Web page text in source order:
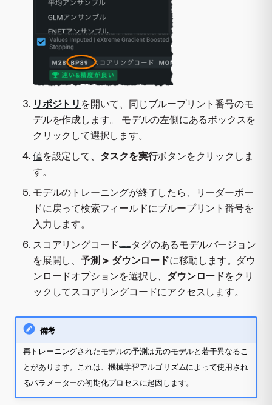
リポジトリ を開いて、同じブループリント番号のモ
デルを作成します。 モデルの左側にあるボックスを
クリックして選択します。
値を設定して、 タスクを実行ボタンをクリックしま
す。
モデルのトレーニングが終了したら、リーダーボー
ドに戻って検索フィールドにブループリント番号を
入力します。
スコアリングコード
タグのあるモデルバージョン
を展開し、 予測 > ダウンロードに移動します。ダウ
ンロードオプションを選択し、 ダウンロードをクリ
ックしてスコアリングコードにアクセスします。
備考
再トレーニングされたモデルの予測は元のモデルと若干異なるこ
とがあります。これは、機械学習アルゴリズムによって使用され
るパラメーターの初期化プロセスに起因します。